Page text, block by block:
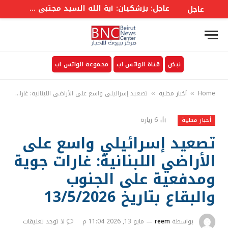
عاجل عاجل: بزشكيان: آية الله السيد مجتبى خامنئي شخصية استثنائية وما يروجه البعض حوله لا يمت للواقع بصلة
نبض قناة الواتس اب مجموعة الواتس اب
Home
» أخبار محلية » تصعيد إسرائيلي واسع على الأراضي اللبنانية: غارات جوية ومدفعية على الجنوب والبقاع بتاريخ 13/5/2026
أخبار محلية 6 زيارة
تصعيد إسرائيلي واسع على
الأراضي اللبنانية: غارات جوية
ومدفعية على الجنوب
والبقاع بتاريخ 13/5/2026
بواسطة reem مايو 13, 2026 11:04 م
لا توجد تعليقات